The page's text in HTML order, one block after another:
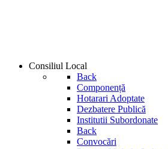
Consiliul Local
Back
Componență
Hotarari Adoptate
Dezbatere Publică
Institutii Subordonate
Back
Convocări